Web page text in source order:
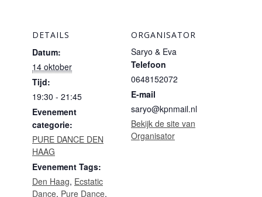
DETAILS
Datum:
14 oktober
Tijd:
19:30 - 21:45
Evenement
categorie:
PURE DANCE DEN
HAAG
Evenement Tags:
Den Haag, Ecstatic
Dance, Pure Dance,
ORGANISATOR
Saryo & Eva
Telefoon
0648152072
E-mail
saryo@kpnmail.nl
Bekijk de site van
Organisator